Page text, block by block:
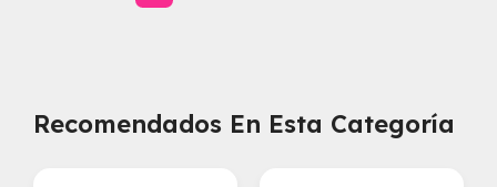
Recomendados En Esta Categoría